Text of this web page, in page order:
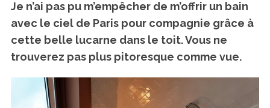
Je n’ai pas pu m’empêcher de m’offrir un bain
avec le ciel de Paris pour compagnie grâce à
cette belle lucarne dans le toit. Vous ne
trouverez pas plus pitoresque comme vue.